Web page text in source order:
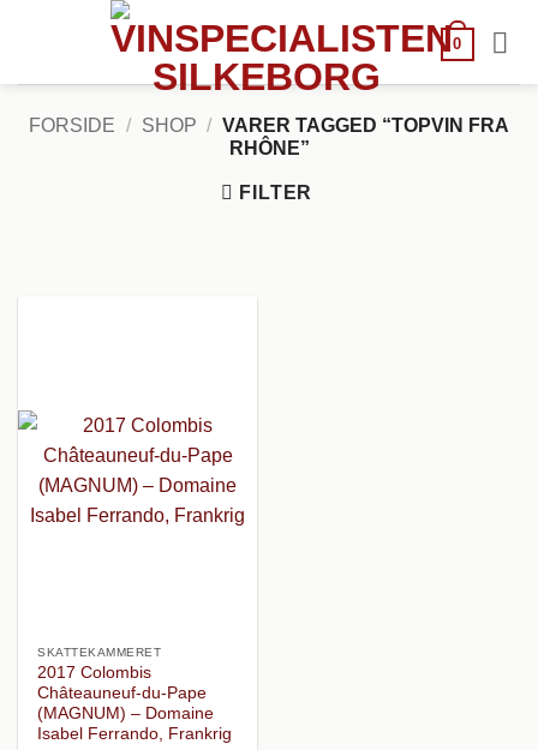
0
FORSIDE / SHOP / VARER TAGGED “TOPVIN FRA
RHÔNE”
FILTER
SKATTEKAMMERET
2017 Colombis
Châteauneuf-du-Pape
(MAGNUM) – Domaine
Isabel Ferrando, Frankrig